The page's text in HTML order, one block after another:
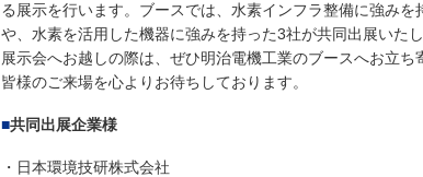
る展示を行います。ブースでは、水素インフラ整備に強み
や、水素を活用した機器に強みを持った3社が共同出展いたし
展示会へお越しの際は、ぜひ明治電機工業のブースへお立ち
皆様のご来場を心よりお待ちしております。
共同出展企業様
・日本環境技研株式会社